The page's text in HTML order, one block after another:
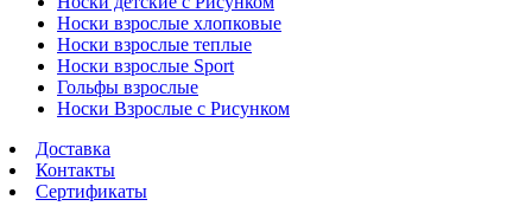
Носки взрослые хлопковые
Носки взрослые теплые
Носки взрослые Sport
Гольфы взрослые
Носки Взрослые с Рисунком
Доставка
Контакты
Сертификаты